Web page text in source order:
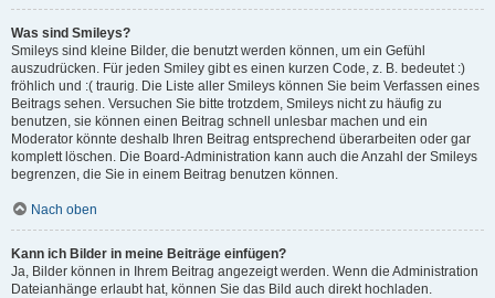
Was sind Smileys?
Smileys sind kleine Bilder, die benutzt werden können, um ein Gefühl
auszudrücken. Für jeden Smiley gibt es einen kurzen Code, z. B. bedeutet :)
fröhlich und :( traurig. Die Liste aller Smileys können Sie beim Verfassen eines
Beitrags sehen. Versuchen Sie bitte trotzdem, Smileys nicht zu häufig zu
benutzen, sie können einen Beitrag schnell unlesbar machen und ein
Moderator könnte deshalb Ihren Beitrag entsprechend überarbeiten oder gar
komplett löschen. Die Board-Administration kann auch die Anzahl der Smileys
begrenzen, die Sie in einem Beitrag benutzen können.
Nach oben
Kann ich Bilder in meine Beiträge einfügen?
Ja, Bilder können in Ihrem Beitrag angezeigt werden. Wenn die Administration
Dateianhänge erlaubt hat, können Sie das Bild auch direkt hochladen.